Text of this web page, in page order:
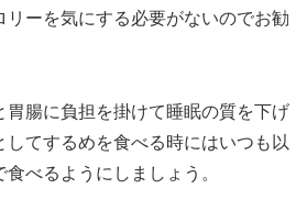
リーを気にする必要がないのでお勧
胃腸に負担を掛けて睡眠の質を下げ
してするめを食べる時にはいつも以
食べるようにしましょう。